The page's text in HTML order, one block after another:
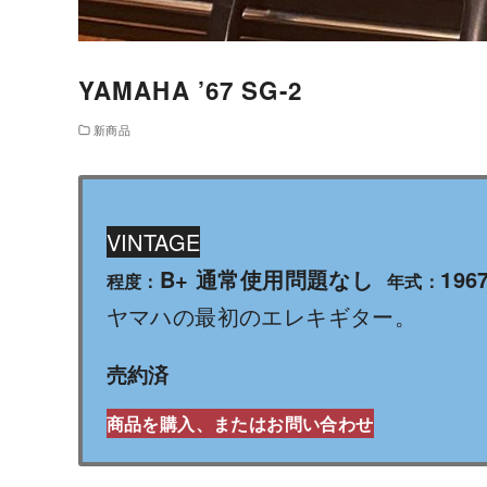
YAMAHA ’67 SG-2
新商品
VINTAGE
程度： B+ 通常使用問題なし 年式：
ヤマハの最初のエレキギター。
売約済
商品を購入、またはお問い合わせ